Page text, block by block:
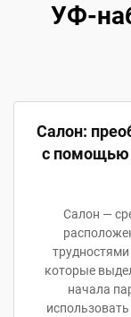
УФ-
Салон:
с помощью
Салон —
которые
начала